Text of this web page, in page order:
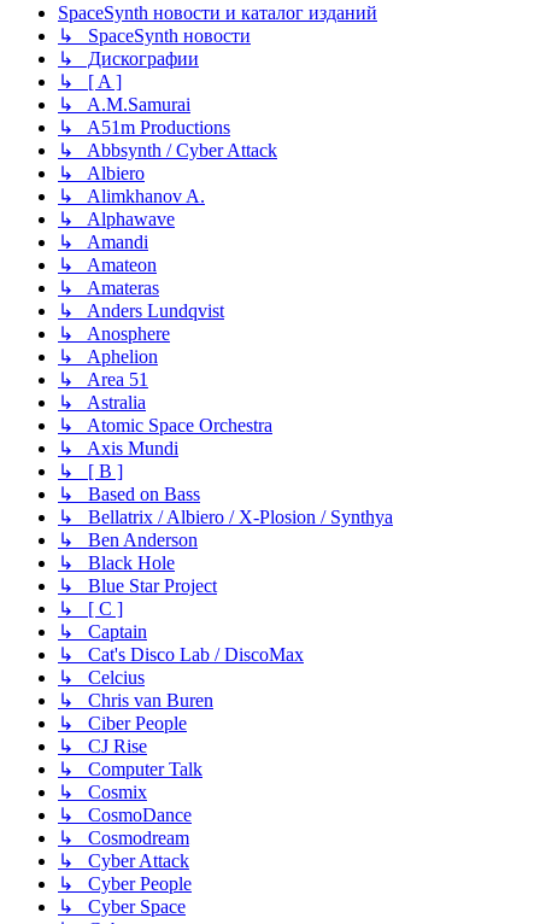
SpaceSynth новости и каталог изданий
↳ SpaceSynth новости
↳ Дискографии
↳ [ A ]
↳ A.M.Samurai
↳ A51m Productions
↳ Abbsynth / Cyber Attack
↳ Albiero
↳ Alimkhanov A.
↳ Alphawave
↳ Amandi
↳ Amateon
↳ Amateras
↳ Anders Lundqvist
↳ Anosphere
↳ Aphelion
↳ Area 51
↳ Astralia
↳ Atomic Space Orchestra
↳ Axis Mundi
↳ [ B ]
↳ Based on Bass
↳ Bellatrix / Albiero / X-Plosion / Synthya
↳ Ben Anderson
↳ Black Hole
↳ Blue Star Project
↳ [ C ]
↳ Captain
↳ Cat's Disco Lab / DiscoMax
↳ Celcius
↳ Chris van Buren
↳ Ciber People
↳ CJ Rise
↳ Computer Talk
↳ Cosmix
↳ CosmoDance
↳ Cosmodream
↳ Cyber Attack
↳ Cyber People
↳ Cyber Space